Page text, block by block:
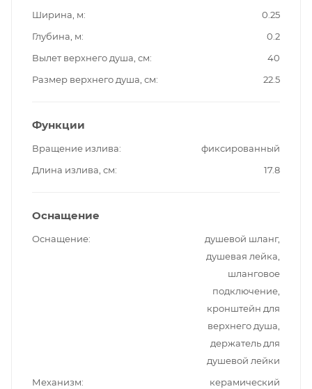
Ширина, м
0.25
Глубина, м
0.2
Вылет верхнего душа, см
40
Размер верхнего душа, см
22.5
Функции
Вращение излива
фиксированный
Длина излива, см
17.8
Оснащение
Оснащение
душевой шланг,
душевая лейка,
шланговое
подключение,
кронштейн для
верхнего душа,
держатель для
душевой лейки
Механизм
керамический